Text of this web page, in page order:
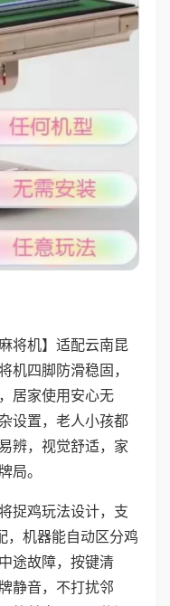
将机】适配云南昆
机四脚防滑稳固，
居家使用安心无
设置，老人小孩都
辨，视觉舒适，家
局。
捉鸡玩法设计，支
，机器能自动区分鸡
途故障，按键清
静音，不打扰邻